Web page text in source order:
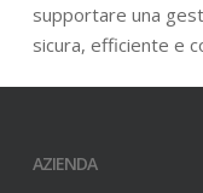
supportare una
sicura, efficiente e
AZIENDA